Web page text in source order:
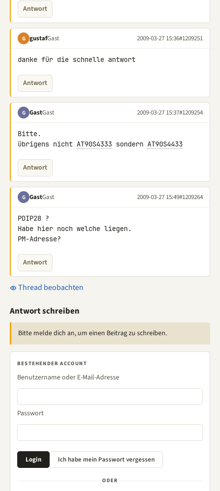
Antwort
G gustafGast 2009-03-27 15:36#1209251
danke für die schnelle antwort
Antwort
G GastGast 2009-03-27 15:37#1209254
Bitte.
übrigens nicht AT90S4333 sondern AT90S4433
Antwort
G GastGast 2009-03-27 15:49#1209264
PDIP28 ?
Habe hier noch welche liegen.
PM-Adresse?
Antwort
Thread beobachten
Antwort schreiben
Bitte melde dich an, um einen Beitrag zu schreiben.
BESTEHENDER ACCOUNT
Benutzername oder E-Mail-Adresse
Passwort
ODER